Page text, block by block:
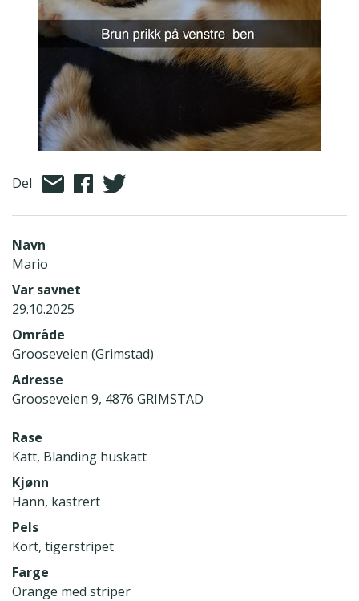
Del
Navn
Mario
Var savnet
29.10.2025
Område
Grooseveien (Grimstad)
Adresse
Grooseveien 9, 4876 GRIMSTAD
Rase
Katt, Blanding huskatt
Kjønn
Hann, kastrert
Pels
Kort, tigerstripet
Farge
Orange med striper